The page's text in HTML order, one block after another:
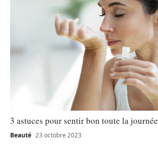
3 astuces pour sentir bon toute la journée
Beauté 23 octobre 2023